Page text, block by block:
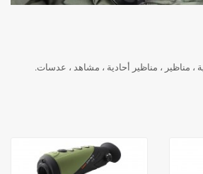
، مناظير ، مناظير أحادية ، مشاهد ، عدسات.